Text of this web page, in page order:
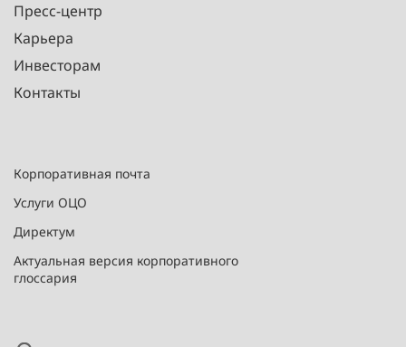
Пресс-центр
Карьера
Инвесторам
Контакты
Корпоративная почта
Услуги ОЦО
Директум
Актуальная версия корпоративного
глоссария